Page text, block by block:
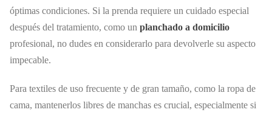
óptimas condiciones. Si la prenda requiere un cuidado especial
después del tratamiento, como un planchado a domicilio
profesional, no dudes en considerarlo para devolverle su aspecto
impecable.
Para textiles de uso frecuente y de gran tamaño, como la ropa de
cama, mantenerlos libres de manchas es crucial, especialmente si